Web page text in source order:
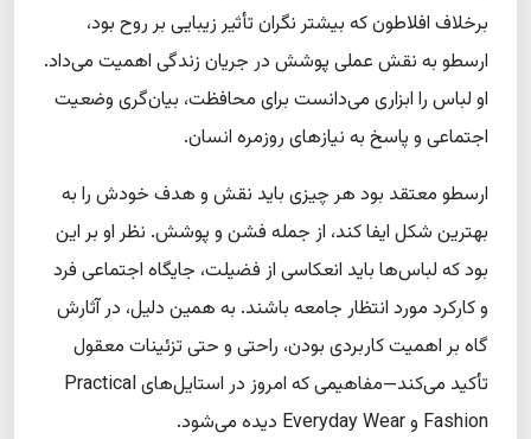
برخلاف افلاطون که بیشتر نگران تأثیر زیبایی بر روح بود،
ارسطو به نقش عملی پوشش در جریان زندگی اهمیت می‌داد.
او لباس را ابزاری می‌دانست برای محافظت، بیان‌گری وضعیت
اجتماعی و پاسخ به نیازهای روزمره انسان.
ارسطو معتقد بود هر چیزی باید نقش و هدف خودش را به
بهترین شکل ایفا کند، از جمله فشن و پوشش. نظر او بر این
بود که لباس‌ها باید انعکاسی از فضیلت، جایگاه اجتماعی فرد
و کارکرد مورد انتظار جامعه باشند. به همین دلیل، در آثارش
گاه بر اهمیت کاربردی بودن، راحتی و حتی تزئینات معقول
تأکید می‌کند—مفاهیمی که امروز در استایل‌های Practical
Fashion و Everyday Wear دیده می‌شود.